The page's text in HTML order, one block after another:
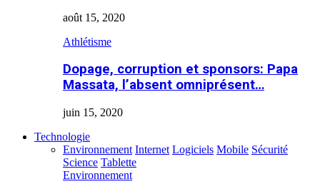
août 15, 2020
Athlétisme
Dopage, corruption et sponsors: Papa
Massata, l’absent omniprésent…
juin 15, 2020
Technologie
Environnement Internet Logiciels Mobile Sécurité
Science Tablette
Environnement